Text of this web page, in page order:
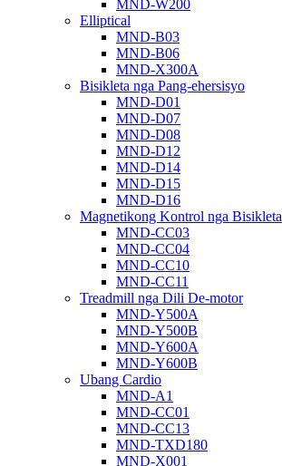
MND-W200
Elliptical
MND-B03
MND-B06
MND-X300A
Bisikleta nga Pang-ehersisyo
MND-D01
MND-D07
MND-D08
MND-D12
MND-D14
MND-D15
MND-D16
Magnetikong Kontrol nga Bisikleta
MND-CC03
MND-CC04
MND-CC10
MND-CC11
Treadmill nga Dili De-motor
MND-Y500A
MND-Y500B
MND-Y600A
MND-Y600B
Ubang Cardio
MND-A1
MND-CC01
MND-CC13
MND-TXD180
MND-X001